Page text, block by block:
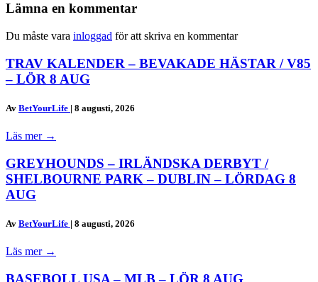
Lämna en kommentar
Du måste vara inloggad för att skriva en kommentar
TRAV KALENDER – BEVAKADE HÄSTAR / V85
– LÖR 8 AUG
Av BetYourLife | 8 augusti, 2026
Läs mer →
GREYHOUNDS – IRLÄNDSKA DERBYT /
SHELBOURNE PARK – DUBLIN – LÖRDAG 8
AUG
Av BetYourLife | 8 augusti, 2026
Läs mer →
BASEBOLL USA – MLB – LÖR 8 AUG